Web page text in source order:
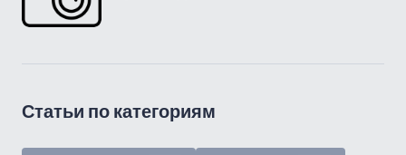
Статьи по категориям